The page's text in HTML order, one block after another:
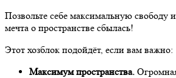
Позвольте себе максимальную свободу
мечта о пространстве сбылась!
Этот хозблок подойдёт, если вам важно:
Максимум пространства.